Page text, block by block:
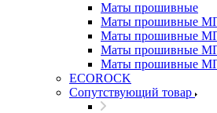
Маты прошивные
Маты прошивные
Маты прошивные
Маты прошивные
Маты прошивные МП
ECOROCK
Сопутствующий товар